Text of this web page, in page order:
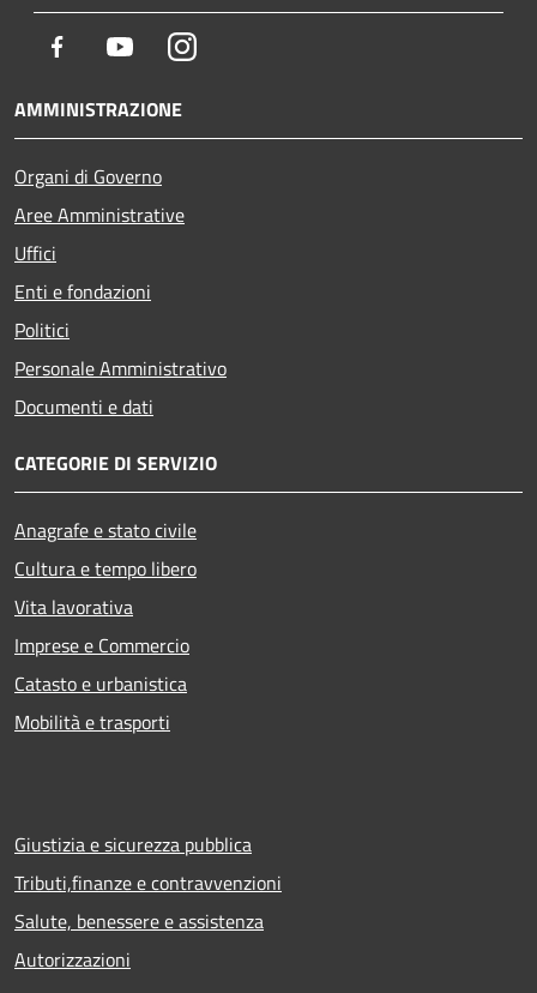
Facebook YoutubeInstagram
AMMINISTRAZIONE
Organi di Governo
Aree Amministrative
Uffici
Enti e fondazioni
Politici
Personale Amministrativo
Documenti e dati
CATEGORIE DI SERVIZIO
Anagrafe e stato civile
Cultura e tempo libero
Vita lavorativa
Imprese e Commercio
Catasto e urbanistica
Mobilità e trasporti
Giustizia e sicurezza pubblica
Tributi,finanze e contravvenzioni
Salute, benessere e assistenza
Autorizzazioni